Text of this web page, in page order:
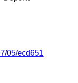
05/ecd651